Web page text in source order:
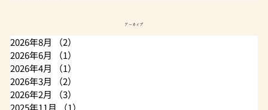
アーカイブ
2026年8月 （2）
2026年6月
（1）
2026年4月
（1）
2026年3月
（2）
2026年2月
（3）